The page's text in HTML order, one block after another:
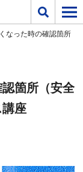
なった時の確認箇所
箇所（安全
座